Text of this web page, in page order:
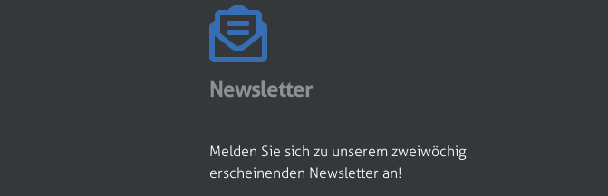
Newsletter
Melden Sie sich zu unserem zweiwöchig
erscheinenden Newsletter an!